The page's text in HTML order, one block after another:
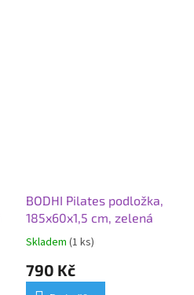
BODHI Pilates podložka,
185x60x1,5 cm, zelená
Skladem (1 ks)
790 Kč